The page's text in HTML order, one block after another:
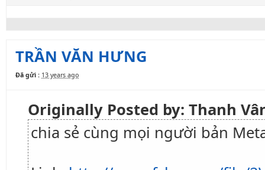
TRẦN VĂN HƯNG
Đã gửi : 13 years ago
Originally Posted by: Thanh
chia sẻ cùng mọi người bản